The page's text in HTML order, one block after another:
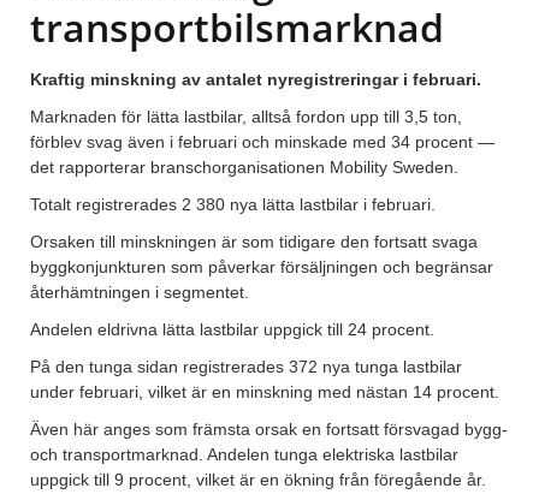
transportbilsmarknad
Kraftig minskning av antalet nyregistreringar i februari.
Marknaden för lätta lastbilar, alltså fordon upp till 3,5 ton,
förblev svag även i februari och minskade med 34 procent —
det rapporterar branschorganisationen Mobility Sweden.
Totalt registrerades 2 380 nya lätta lastbilar i februari.
Orsaken till minskningen är som tidigare den fortsatt svaga
byggkonjunkturen som påverkar försäljningen och begränsar
återhämtningen i segmentet.
Andelen eldrivna lätta lastbilar uppgick till 24 procent.
På den tunga sidan registrerades 372 nya tunga lastbilar
under februari, vilket är en minskning med nästan 14 procent.
Även här anges som främsta orsak en fortsatt försvagad bygg-
och transportmarknad. Andelen tunga elektriska lastbilar
uppgick till 9 procent, vilket är en ökning från föregående år.